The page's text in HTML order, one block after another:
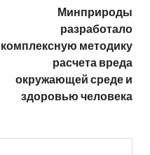
Минприроды
разработало
комплексную методику
расчета вреда
окружающей среде и
здоровью человека